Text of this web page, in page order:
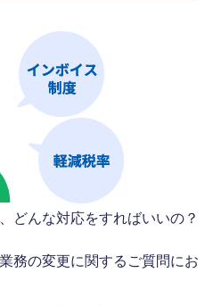
どんな対応をすればいいの？
務の変更に関するご質問にお